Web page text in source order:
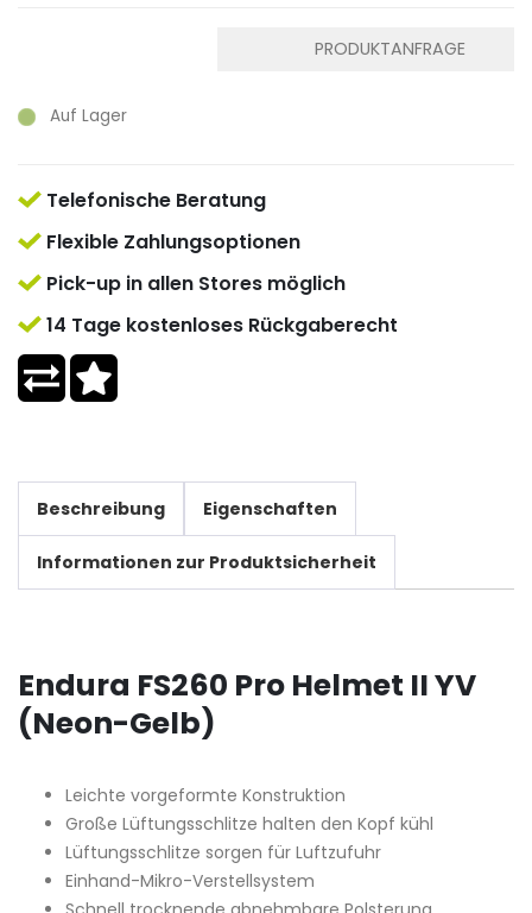
Auf Lager
PRODUKTANFRAGE
Telefonische Beratung
Flexible Zahlungsoptionen
Pick-up in allen Stores möglich
14 Tage kostenloses Rückgaberecht
Beschreibung Eigenschaften
Informationen zur Produktsicherheit
Endura FS260 Pro Helmet II YV
(Neon-Gelb)
Leichte vorgeformte Konstruktion
Große Lüftungsschlitze halten den Kopf kühl
Lüftungsschlitze sorgen für Luftzufuhr
Einhand-Mikro-Verstellsystem